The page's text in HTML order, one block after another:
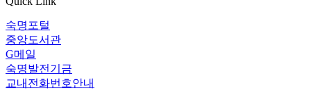
숙명포털
중앙도서관
G메일
숙명발전기금
교내전화번호안내